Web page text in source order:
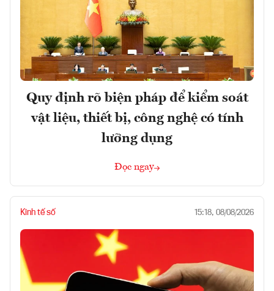
Quy định rõ biện pháp để kiểm soát
vật liệu, thiết bị, công nghệ có tính
lưỡng dụng
Đọc ngay
Kinh tế số 15:18, 08/08/2026